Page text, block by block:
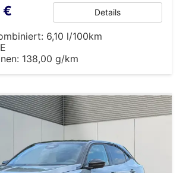
€ Details
6,10 l/100km
E
138,00 g/km